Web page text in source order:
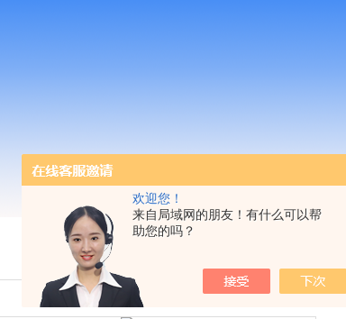
欢迎您！
来自局域网的朋友！有什么可以帮
助您的吗？